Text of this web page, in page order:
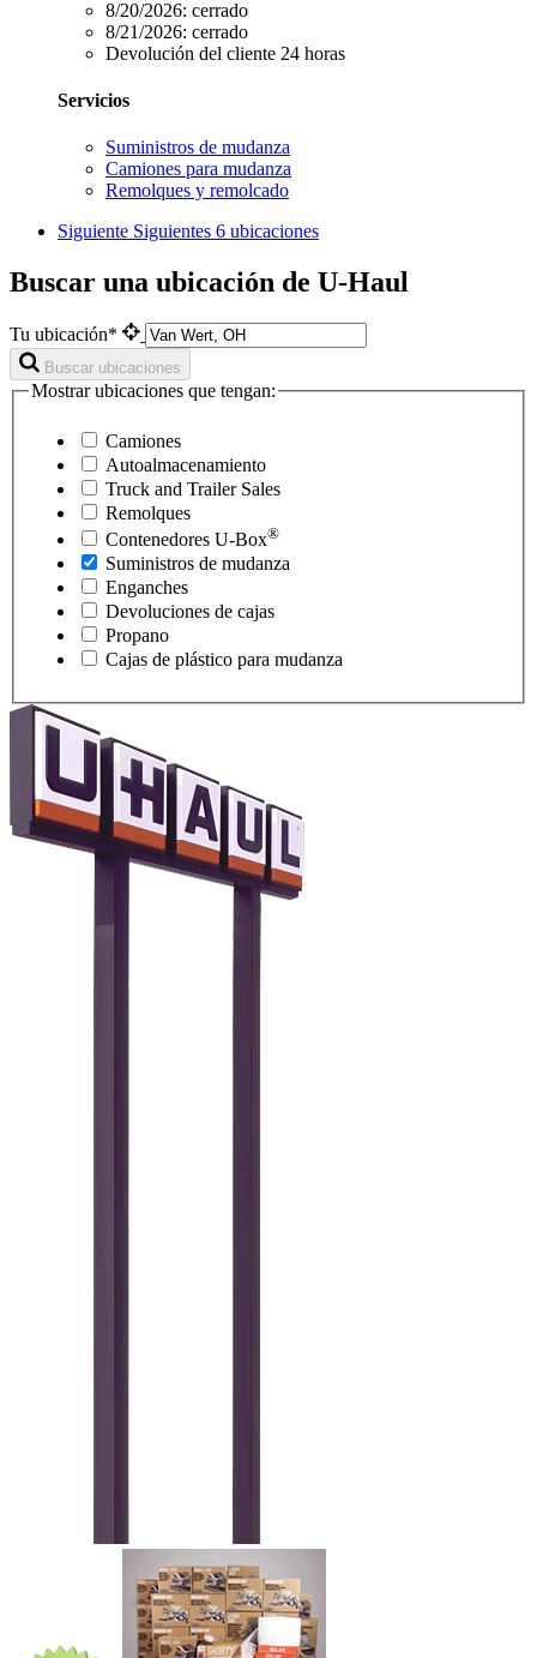
8/20/2026: cerrado
8/21/2026: cerrado
Devolución del cliente 24 horas
Servicios
Suministros de mudanza
Camiones para mudanza
Remolques y remolcado
Siguiente Siguientes 6 ubicaciones
Buscar una ubicación de U-Haul
Tu ubicación*
Buscar ubicaciones
Mostrar ubicaciones que tengan:
Camiones
Autoalmacenamiento
Truck and Trailer Sales
Remolques
Contenedores U-Box®
Suministros de mudanza
Enganches
Devoluciones de cajas
Propano
Cajas de plástico para mudanza